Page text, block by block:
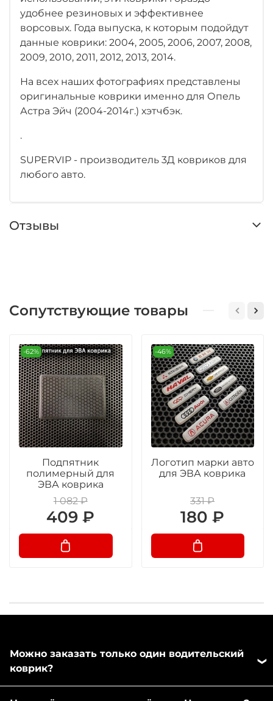
удобнее резиновых и эффективнее
ворсовых. Года выпуска, к которым подойдут
данные коврики: 2004, 2005, 2006, 2007, 2008,
2009, 2010, 2011, 2012, 2013, 2014.
На всех наших фотографиях представлены
оригинальные коврики именно для Опель
Астра Эйч (2004-2014г.) хэтчбэк.
.
SUPERVIP - производитель 3Д ковриков для
любого авто.
Отзывы
Сопутствующие товары
-62%
Подпятник
полимерный для
ЭВА коврика
1 082 ₽
409 ₽
-46%
Логотип марки авто
для ЭВА коврика
331 ₽
180 ₽
Можно заказать только один водительский
коврик?